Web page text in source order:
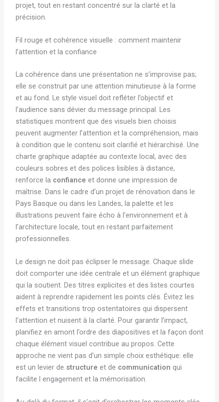
projet, tout en restant concentré sur la clarté et la
précision.
Fil rouge et cohérence visuelle : comment maintenir
l’attention et la confiance
La cohérence dans une présentation ne s’improvise pas;
elle se construit par une attention minutieuse à la forme
et au fond. Le style visuel doit refléter l’objectif et
l’audience sans dévier du message principal. Les
statistiques montrent que des visuels bien choisis
peuvent augmenter l’attention et la compréhension, mais
à condition que le contenu soit clarifié et hiérarchisé. Une
charte graphique adaptée au contexte local, avec des
couleurs sobres et des polices lisibles à distance,
renforce la confiance et donne une impression de
maîtrise. Dans le cadre d’un projet de rénovation dans le
Pays Basque ou dans les Landes, la palette et les
illustrations peuvent faire écho à l’environnement et à
l’architecture locale, tout en restant parfaitement
professionnelles.
Le design ne doit pas éclipser le message. Chaque slide
doit comporter une idée centrale et un élément graphique
qui la soutient. Des titres explicites et des listes courtes
aident à reprendre rapidement les points clés. Évitez les
effets et transitions trop ostentatoires qui dispersent
l’attention et nuisent à la clarté. Pour garantir l’impact,
planifiez en amont l’ordre des diapositives et la façon dont
chaque élément visuel contribue au propos. Cette
approche ne vient pas d’un simple choix esthétique: elle
est un levier de structure et de communication qui
facilite l engagement et la mémorisation.